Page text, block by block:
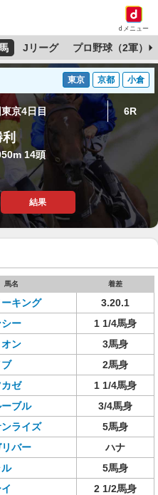
dメニュー
Jリーグ プロ野球（2軍）
東京 京都 小倉
京4日目 6R
利
14頭
結果
馬名 着差
キング
3.20.1
ー
1 1/4馬身
ン
3馬身
2馬身
ゼ
1 1/4馬身
ブル
3/4馬身
ライズ
5馬身
リバー
ハナ
5馬身
2 1/2馬身